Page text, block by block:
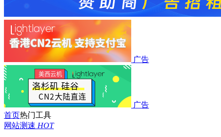
广告
广告
首页热门工具
网站测速 HOT